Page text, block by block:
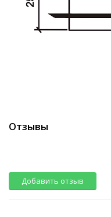
Отзывы
Добавить отзыв